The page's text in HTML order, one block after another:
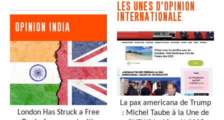
OPINION INDIA
London Has Struck a Free
LES UNES D'OPINION
INTERNATIONALE
La pax americana de Trump
: Michel Taube à la Une de